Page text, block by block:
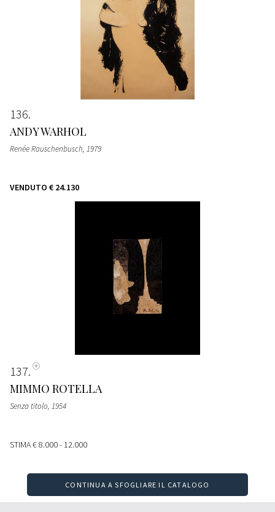
136
ANDY WARHOL
Renée Rauschenbusch, 1979
VENDUTO € 24.130
137
MIMMO ROTELLA
Senza titolo, 1954
STIMA€ 8.000 - 12.000
CONTINUA A SFOGLIARE IL CATALOGO